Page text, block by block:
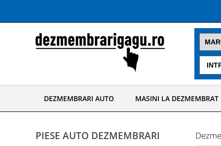
DEZMEMBRARI AUTO MASINI LA DEZMEMBRAT
PIESE AUTO DEZMEMBRARI